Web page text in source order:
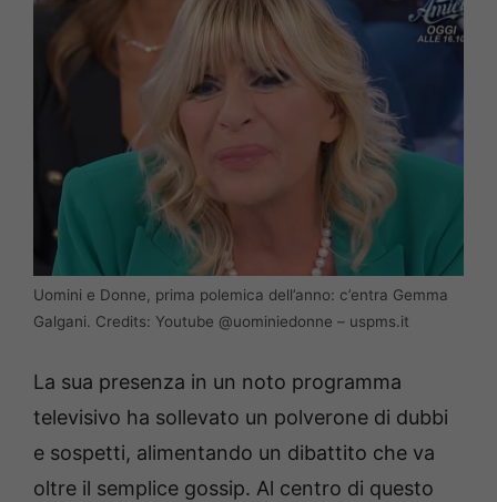
Uomini e Donne, prima polemica dell’anno: c’entra Gemma
Galgani. Credits: Youtube @uominiedonne – uspms.it
La sua presenza in un noto programma
televisivo ha sollevato un polverone di dubbi
e sospetti, alimentando un dibattito che va
oltre il semplice gossip. Al centro di questo